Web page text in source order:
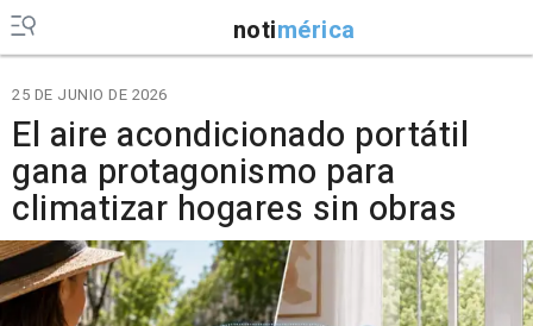
notimérica
25 DE JUNIO DE 2026
El aire acondicionado portátil
gana protagonismo para
climatizar hogares sin obras